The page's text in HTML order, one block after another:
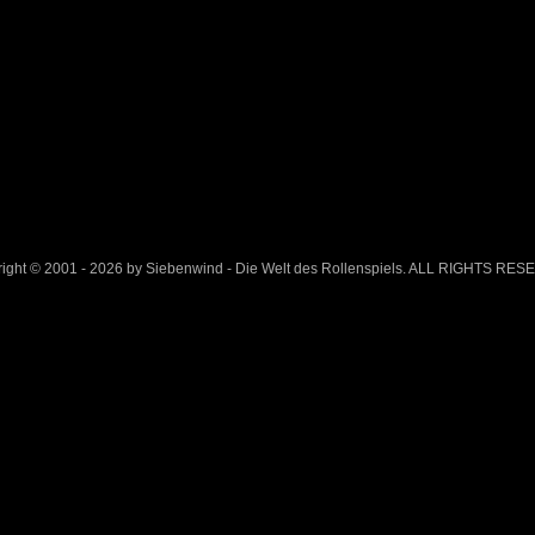
© 2001 - 2026 by Siebenwind - Die Welt des Rollenspiels. ALL RIGHTS